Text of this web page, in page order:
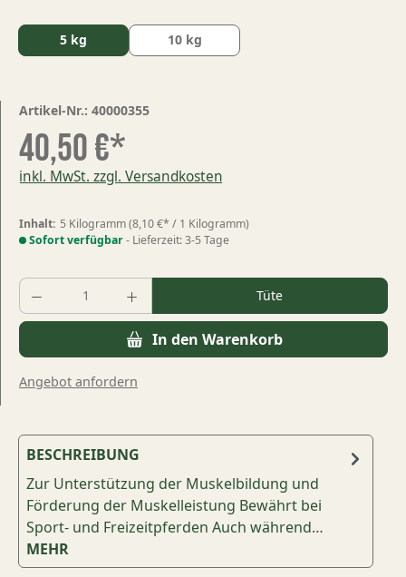
5 kg 10 kg
Artikel-Nr.: 40000355
40,50 €*
inkl. MwSt. zzgl. Versandkosten
Inhalt: 5 Kilogramm(8,10 €* / 1 Kilogramm)
Sofort verfügbar- Lieferzeit: 3-5 Tage
Produkt Anzahl: Gib den gewünschten
Tüte
In den Warenkorb
Angebot anfordern
BESCHREIBUNG
Zur Unterstützung der Muskelbildung und
Förderung der Muskelleistung Bewährt bei
Sport- und Freizeitpferden Auch während…
MEHR